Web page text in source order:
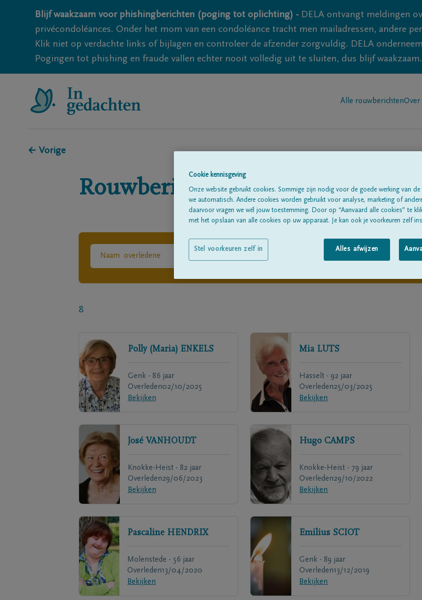
Blijf waakzaam voor phishingberichten (poging tot oplichting) - DELA ontvangt meldingen
privécondoléances. Onder het mom van een condoléance tracht men mailadressen, andere
Klik niet op verdachte links of bijlagen en controleer de afzender zorgvuldig. DELA
Pogingen tot phishing en fraude vallen echter nooit volledig uit te sluiten, dus blijf waakzaam.
Alle rouwberichtenOver
← Vorige
Rouwberichten in 'Molenstede'
8
Polly (Maria) ENKELS
Genk - 86 jaar
Overleden02/10/2025
Bekijken
Mia LUTS
Hasselt - 92 jaar
Overleden25/03/2025
Bekijken
José VANHOUDT
Knokke-Heist - 82 jaar
Overleden29/06/2023
Bekijken
Hugo CAMPS
Knokke-Heist - 79 jaar
Overleden29/10/2022
Bekijken
Pascaline HENDRIX
Molenstede - 56 jaar
Overleden13/04/2020
Bekijken
Emilius SCIOT
Genk - 89 jaar
Overleden13/12/2019
Bekijken
Cookie kennisgeving
Onze website gebruikt cookies. Sommige zijn nodig voor de goede werking van de
we automatisch. Andere cookies worden gebruikt voor analyse, marketing of
daarvoor vragen we wél jouw toestemming. Door op “Aanvaard alle cookies” te
met het opslaan van alle cookies op uw apparaat. Je kan ook je voorkeuren zelf
Alles afwijzen
Stel voorkeuren zelf in